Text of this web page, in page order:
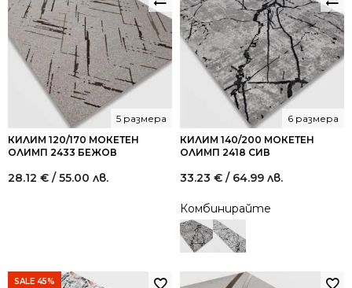
КИЛИМ 120/170 МОКЕТЕН
ОЛИМП 2433 БЕЖОВ
5 размера
28.12 € / 55.00 лв.
КИЛИМ 140/200 МОКЕТЕН
ОЛИМП 2418 СИВ
6 размера
33.23 € / 64.99 лв.
Комбинирайте
SALE 45%